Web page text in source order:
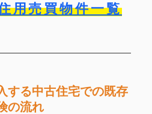
用売買物件一覧
する中古住宅での既存
の流れ